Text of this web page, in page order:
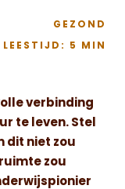
GEZOND
LEESTIJD: 5 MIN
verbinding
te leven. Stel
dit niet zou
zou